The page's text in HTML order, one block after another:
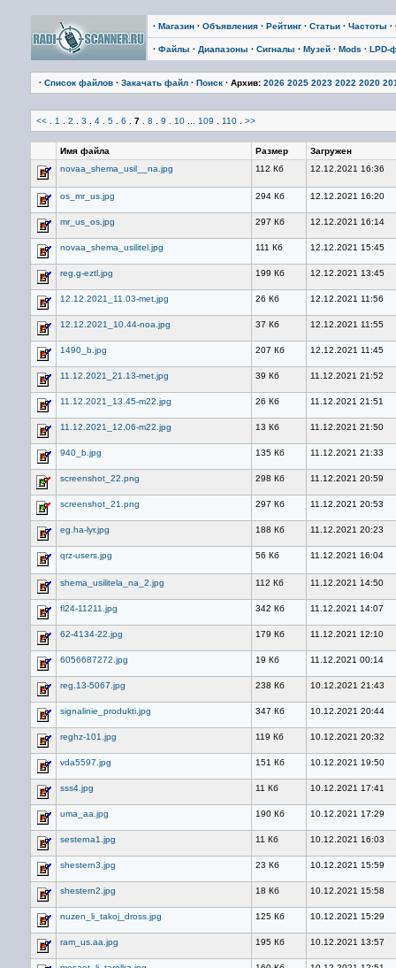
· Магазин · Объявления · Рейтинг · Статьи · Частоты ·
· Файлы · Диапазоны · Сигналы · Музей · Mods · LPD-
· Список файлов · Закачать файл · Поиск · Архив: 2026 2025 2023 2022 2020
<< 1 2 3 4 5 6 7 8 9 10 109 110 >>
Имя файла Размер
Загружен
novaa_shema_usil__na.jpg
112 Кб 12.12.2021 16:36
os_mr_us.jpg 294 Кб 12.12.2021 16:20
mr_us_os.jpg 297 Кб 12.12.2021 16:14
novaa_shema_usilitel.jpg 111 Кб 12.12.2021 15:45
reg.g-eztl.jpg 199 Кб 12.12.2021 13:45
12.12.2021_11.03-met.jpg 26 Кб 12.12.2021 11:56
12.12.2021_10.44-noa.jpg 37 Кб 12.12.2021 11:55
1490_b.jpg 207 Кб 12.12.2021 11:45
11.12.2021_21.13-met.jpg 39 Кб 11.12.2021 21:52
11.12.2021_13.45-m22.jpg 26 Кб 11.12.2021 21:51
11.12.2021_12.06-m22.jpg 13 Кб 11.12.2021 21:50
940_b.jpg 135 Кб 11.12.2021 21:33
screenshot_22.png 298 Кб 11.12.2021 20:59
screenshot_21.png 297 Кб 11.12.2021 20:53
eg.ha-lyr.jpg 188 Кб 11.12.2021 20:23
qrz-users.jpg 56 Кб 11.12.2021 16:04
shema_usilitela_na_2.jpg 112 Кб 11.12.2021 14:50
fl24-11211.jpg 342 Кб 11.12.2021 14:07
62-4134-22.jpg 179 Кб 11.12.2021 12:10
6056687272.jpg 19 Кб 11.12.2021 00:14
reg.13-5067.jpg 238 Кб 10.12.2021 21:43
signalinie_produkti.jpg 347 Кб 10.12.2021 20:44
reghz-101.jpg 119 Кб 10.12.2021 20:32
vda5597.jpg 151 Кб 10.12.2021 19:50
sss4.jpg 11 Кб 10.12.2021 17:41
uma_aa.jpg 190 Кб 10.12.2021 17:29
sesterna1.jpg 11 Кб 10.12.2021 16:03
shestern3.jpg 23 Кб 10.12.2021 15:59
shestern2.jpg 18 Кб 10.12.2021 15:58
nuzen_li_takoj_dross.jpg 125 Кб 10.12.2021 15:29
ram_us.aa.jpg 195 Кб 10.12.2021 13:57